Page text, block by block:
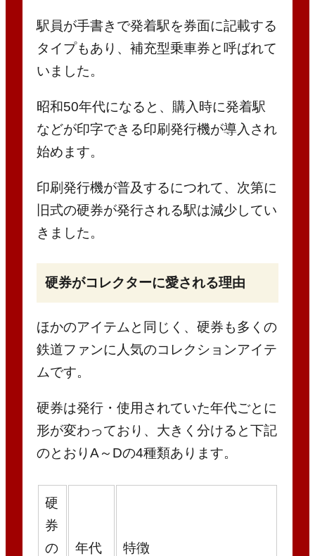
駅員が手書きで発着駅を券面に記載する
タイプもあり、補充型乗車券と呼ばれて
いました。
昭和50年代になると、購入時に発着駅
などが印字できる印刷発行機が導入され
始めます。
印刷発行機が普及するにつれて、次第に
旧式の硬券が発行される駅は減少してい
きました。
硬券がコレクターに愛される理由
ほかのアイテムと同じく、硬券も多くの
鉄道ファンに人気のコレクションアイテ
ムです。
硬券は発行・使用されていた年代ごとに
形が変わっており、大きく分けると下記
のとおりA～Dの4種類あります。
硬
券
の
年代 特徴